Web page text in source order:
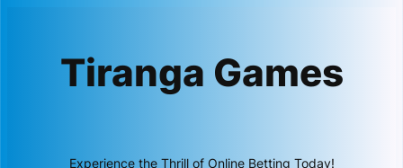
Tiranga Games
Experience the Thrill of Online Betting Today!